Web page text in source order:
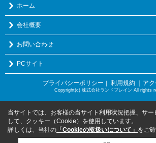
ホーム
会社概要
お問い合わせ
PCサイト
プライバシーポリシー ｜ 利用規約 ｜ア
Copyright(c) 株式会社ランドブレイン All rights
当サイトでは、お客様の当サイト利用状況把握、サー
して、クッキー（Cookie）を使用しています。
詳しくは、当社の 「Cookieの取扱いについて」 をご